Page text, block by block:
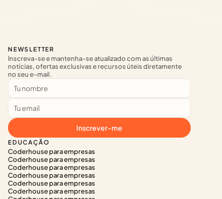
EDUCAÇÃO
Coderhouse para empresas
Coderhouse para empresas
Coderhouse para empresas
Coderhouse para empresas
Coderhouse para empresas
Coderhouse para empresas
NEWSLETTER
Inscreva-se e mantenha-se atualizado com as últimas
notícias, ofertas exclusivas e recursos úteis diretamente
no seu e-mail.
Inscrever-me